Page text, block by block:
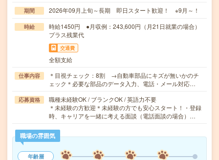
期間 2026年09月上旬～長期 即日スタート歓迎！ ※9月～！
時給
時給1450円 ●月収例：243,600円（月21日就業の場合）
プラス残業代
交通費
全額支給
仕事内容
＊目視チェック：8割 →自動車部品にキズが無いかのチ
ェック＊必要な部品のデータ入力、電話・メール対応…
応募資格
職種未経験OK / ブランクOK / 英語力不要
＊未経験の方歓迎＊未経験の方でも安心スタート！・登録
時、キャリアを一緒に考える面談（電話面談の場合）…
職場の雰囲気
年齢層